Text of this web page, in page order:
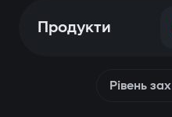
Продукти
Рівень